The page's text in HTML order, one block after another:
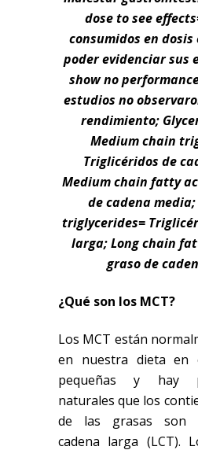
dose to see
consumidos en
poder evidenciar sus
show no
estudios no
rendimiento;
Medium chain
Triglicéridos de
Medium chain fatty
de cadena
triglycerides=
larga; Long chain
graso de
¿Qué son los MCT?
Los MCT están
en nuestra dieta en
pequeñas y hay
naturales que los
de las grasas son
cadena larga (LCT).